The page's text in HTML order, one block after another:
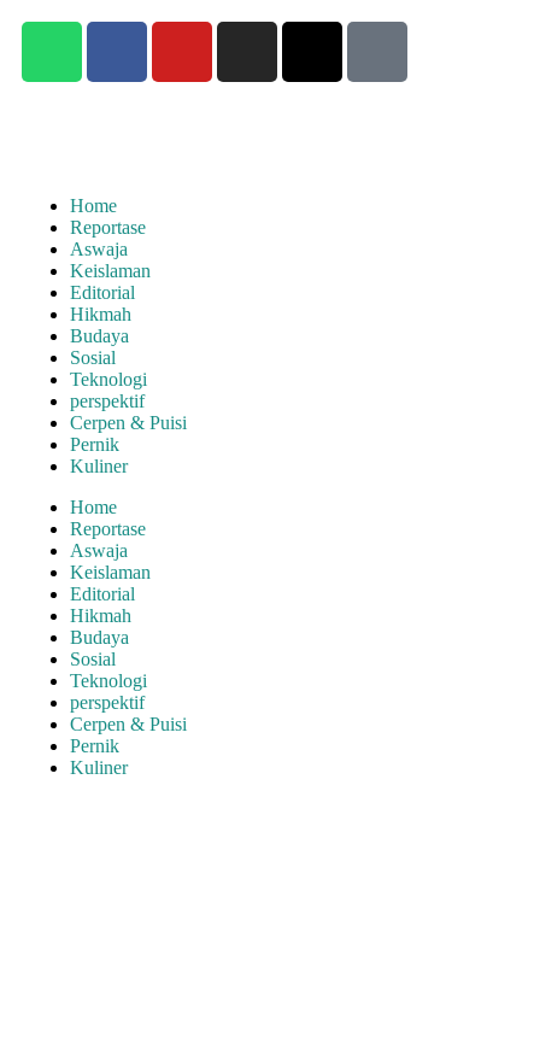
Home
Reportase
Aswaja
Keislaman
Editorial
Hikmah
Budaya
Sosial
Teknologi
perspektif
Cerpen & Puisi
Pernik
Kuliner
Home
Reportase
Aswaja
Keislaman
Editorial
Hikmah
Budaya
Sosial
Teknologi
perspektif
Cerpen & Puisi
Pernik
Kuliner